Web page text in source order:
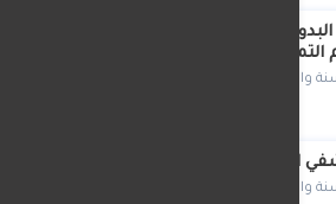
البدوي.. شاب مصري يساعد
التمريضي في رحلتهم إلى ألمانيا
واحدة
السنبلاوين العام تكرم ابتائها
واحدة